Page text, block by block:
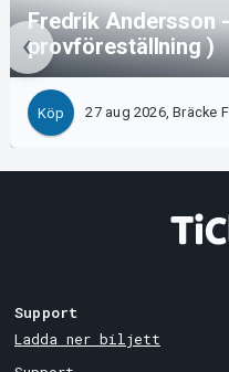
Fredrik Andersson -
provföreställning )
Köp 27 aug 2026, Bräcke
Support
Ladda ner biljett